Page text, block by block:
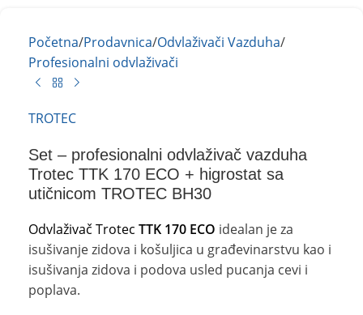
Početna/Prodavnica/Odvlaživači Vazduha/
Profesionalni odvlaživači
TROTEC
Set – profesionalni odvlaživač vazduha
Trotec TTK 170 ECO + higrostat sa
utičnicom TROTEC BH30
Odvlaživač Trotec TTK 170 ECO idealan je za
isušivanje zidova i košuljica u građevinarstvu kao i
isušivanja zidova i podova usled pucanja cevi i
poplava.